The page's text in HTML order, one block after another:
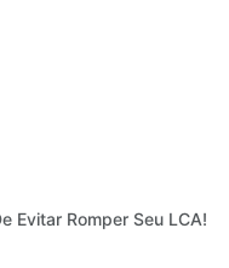
Evitar Romper Seu LCA!